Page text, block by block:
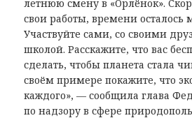
летнюю смену в «Орлёнок».
свои работы, времени осталось
Участвуйте сами, со своими
школой. Расскажите, что вас
сделать, чтобы планета стала
своём примере покажите, что
каждого», — сообщила глава
по надзору в сфере